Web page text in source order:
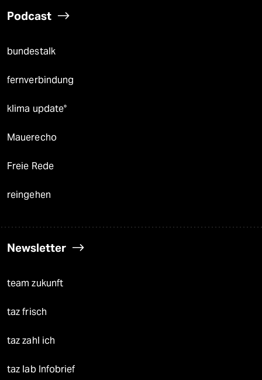
Podcast
bundestalk
fernverbindung
klima update°
Mauerecho
Freie Rede
reingehen
Newsletter
team zukunft
taz frisch
taz zahl ich
taz lab Infobrief